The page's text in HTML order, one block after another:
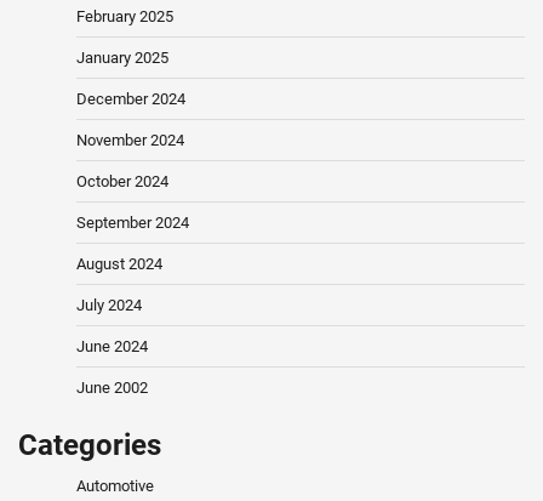
February 2025
January 2025
December 2024
November 2024
October 2024
September 2024
August 2024
July 2024
June 2024
June 2002
Categories
Automotive